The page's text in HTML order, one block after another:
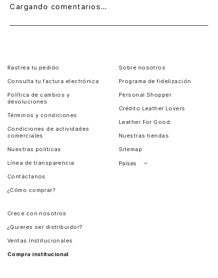
Cargando comentarios…
Rastrea tu pedido
Consulta tu factura electrónica
Política de cambios y
devoluciones
Términos y condiciones
Condiciones de actividades
comerciales
Nuestras políticas
Línea de transparencia
Contáctanos
¿Cómo comprar?
Sobre nosotros
Programa de fidelización
Personal Shopper
Crédito Leather Lovers
Leather For Good
Nuestras tiendas
Sitemap
Países
Crece con nosotros
¿Quieres ser distribuidor?
Ventas Institucionales
Compra institucional